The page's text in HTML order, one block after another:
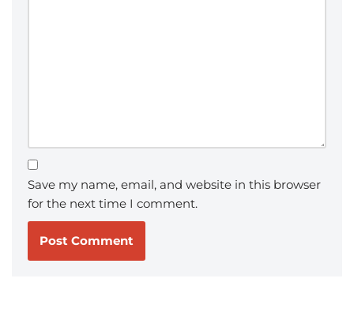
Save my name, email, and website in this browser
for the next time I comment.